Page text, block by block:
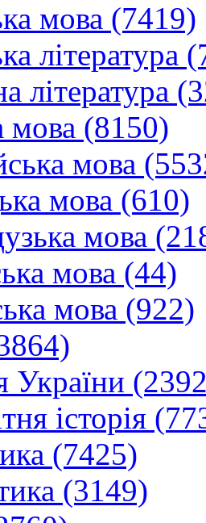
мова (7419)
література
література
мова (8150)
мова
мова (610)
мова
мова (44)
мова (922)
України
історія
(7425)
(3149)